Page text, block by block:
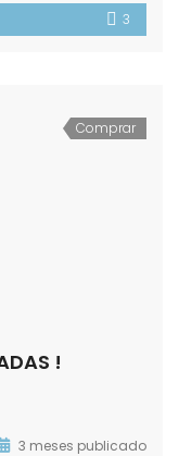
3
Comprar
!
3 meses publicado